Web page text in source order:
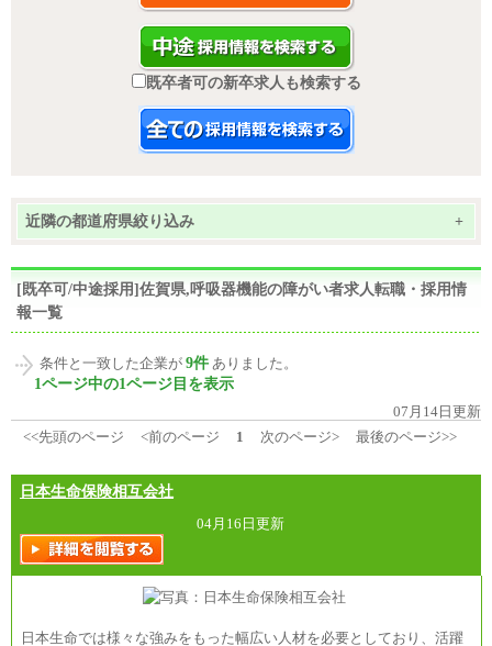
既卒者可の新卒求人も検索する
近隣の都道府県絞り込み +
[既卒可/中途採用]佐賀県,呼吸器機能の障がい者求人転職・採用情
報一覧
条件と一致した企業が 9件 ありました。
1ページ中の1ページ目を表示
07月14日更新
<<先頭のページ
<前のページ 1 次のページ> 最後のページ>>
日本生命保険相互会社
04月16日更新
日本生命では様々な強みをもった幅広い人材を必要としており、活躍